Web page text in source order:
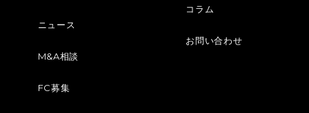
ニュース
M&A相談
FC募集
コラム
お問い合わせ